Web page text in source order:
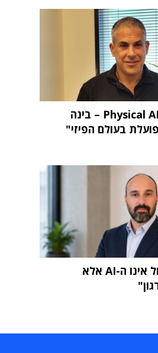
"העתיד הוא Physical AI – בינה
בעולם הפיזי"
"האתגר הגדול אינו ה-AI אלא